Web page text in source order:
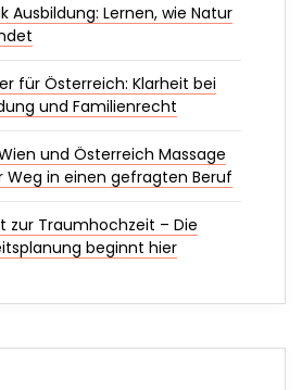
Ausbildung: Lernen, wie Natur
für Österreich: Klarheit bei
und Familienrecht
und Österreich Massage
Weg in einen gefragten Beruf
zur Traumhochzeit – Die
beginnt hier